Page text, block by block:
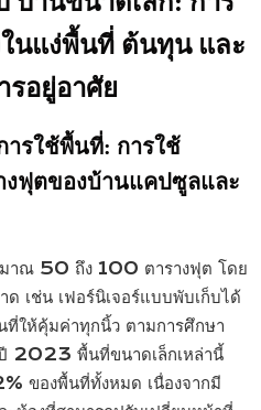
ในแง่พื้นที่ ต้นทุน และ
รอยู่อาศัย
รใช้พื้นที่: การใช้
ฟุตของบ้านแคปซูลและ
าณ 50 ถึง 100 ตารางฟุต โดย
เช่น เฟอร์นิเจอร์แบบพับเก็บได้
ที่ให้คุ้มค่าทุกนิ้ว ตามการศึกษา
ปี 2023 พื้นที่ขนาดเล็กเหล่านี้
ของพื้นที่ทั้งหมด เนื่องจากมี